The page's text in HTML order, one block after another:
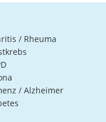
/ Rheuma
/ Alzheimer